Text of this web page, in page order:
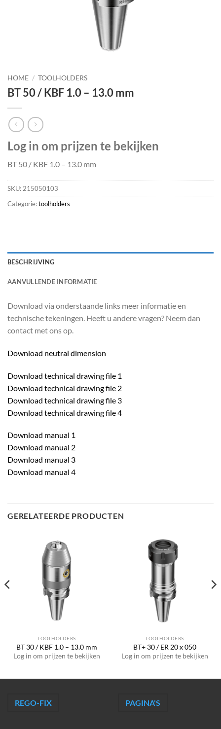
HOME / TOOLHOLDERS
BT 50 / KBF 1.0 – 13.0 mm
Log in om prijzen te bekijken
BT 50 / KBF 1.0 – 13.0 mm
SKU:215050103
Categorie:toolholders
BESCHRIJVING
AANVULLENDE INFORMATIE
Download via onderstaande links meer informatie en
technische tekeningen. Heeft u andere vragen? Neem dan
contact met ons op.
Download neutral dimension
Download technical drawing file 1
Download technical drawing file 2
Download technical drawing file 3
Download technical drawing file 4
Download manual 1
Download manual 2
Download manual 3
Download manual 4
GERELATEERDE PRODUCTEN
TOOLHOLDERS
BT 30 / KBF 1.0 – 13.0 mm
Log in om prijzen te bekijken
TOOLHOLDERS
BT+ 30 / ER 20 x 050
Log in om prijzen te bekijken
REGO-FIX PAGINA'S